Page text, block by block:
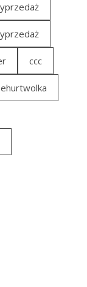
ccc
ehurtwolka